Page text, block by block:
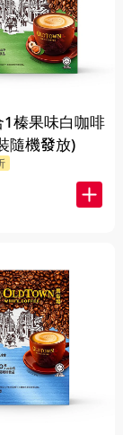
榛果味白咖啡
隨機發放)